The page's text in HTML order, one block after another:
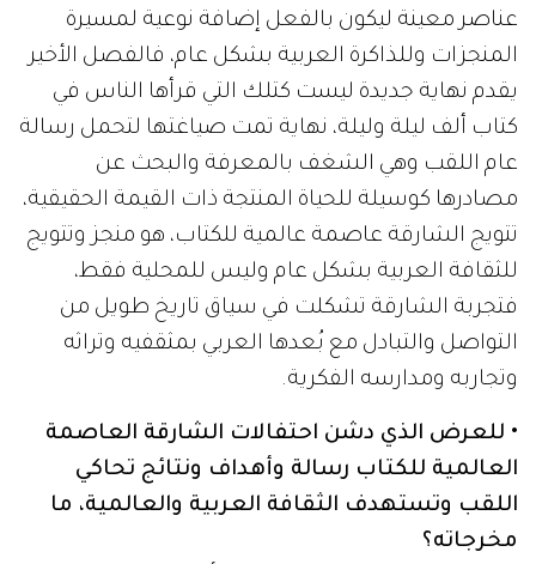
عناصر معينة ليكون بالفعل إضافة نوعية لمسيرة
المنجزات وللذاكرة العربية بشكل عام، فالفصل الأخير
يقدم نهاية جديدة ليست كتلك التي قرأها الناس في
كتاب ألف ليلة وليلة، نهاية تمت صياغتها لتحمل رسالة
عام اللقب وهي الشغف بالمعرفة والبحث عن
مصادرها كوسيلة للحياة المنتجة ذات القيمة الحقيقية،
تتويج الشارقة عاصمة عالمية للكتاب، هو منجز وتتويج
للثقافة العربية بشكل عام وليس للمحلية فقط،
فتجربة الشارقة تشكلت في سياق تاريخ طويل من
التواصل والتبادل مع بُعدها العربي بمثقفيه وتراثه
وتجاربه ومدارسه الفكرية.
• للعرض الذي دشن احتفالات الشارقة العاصمة
العالمية للكتاب رسالة وأهداف ونتائج تحاكي
اللقب وتستهدف الثقافة العربية والعالمية، ما
مخرجاته؟